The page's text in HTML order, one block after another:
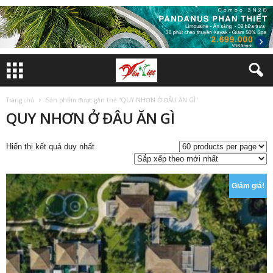
Trang chủ Sản phẩm được gắn thẻ “QUY NHƠN Ở ĐÂU ĂN GÌ”
QUY NHƠN Ở ĐÂU ĂN GÌ
Hiển thị kết quả duy nhất
Giảm giá!